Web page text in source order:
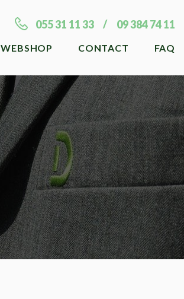
055 31 11 33 09 384 74 11
WEBSHOP CONTACT FAQ